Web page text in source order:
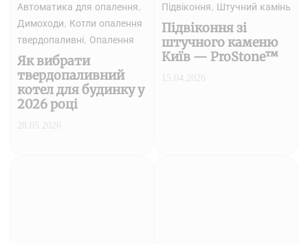
Автоматика для опалення,
Димоходи, Котли опалення
твердопаливні, Опалення
Як вибрати
твердопаливний
котел для будинку у
2026 році
28.05.2026
Підвіконня, Штучний камінь
Підвіконня зі
штучного каменю
Київ — ProStone™
15.04.2026